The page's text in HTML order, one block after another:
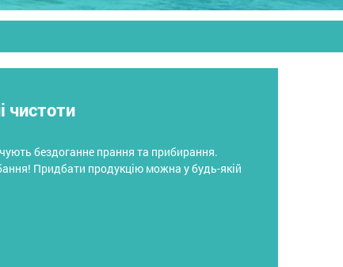
чистоти
бездоганне прання та прибирання.
Придбати продукцію можна у будь-якій